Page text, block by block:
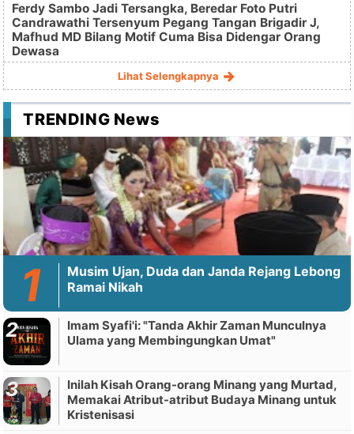
Ferdy Sambo Jadi Tersangka, Beredar Foto Putri
Candrawathi Tersenyum Pegang Tangan Brigadir J,
Mafhud MD Bilang Motif Cuma Bisa Didengar Orang
Dewasa
Lihat Selengkapnya
TRENDING News
Musim Ujan, Duda dan Janda Rejang Lebong
Ramai Nikah
Imam Syafi'i: "Tanda Akhir Zaman Munculnya
Ulama yang Membingungkan Umat"
Inilah Kisah Orang-orang Minang yang Murtad,
Memakai Atribut-atribut Budaya Minang untuk
Kristenisasi